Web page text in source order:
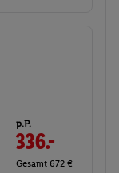
p.P.
336.-
Gesamt 672 €